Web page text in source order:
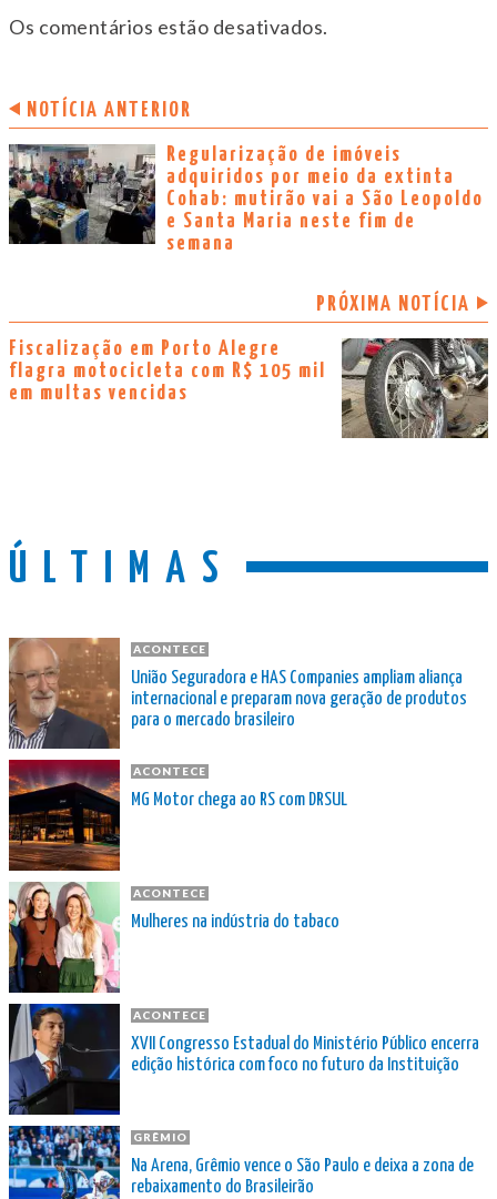
Os comentários estão desativados.
NOTÍCIA ANTERIOR
Regularização de imóveis
adquiridos por meio da extinta
Cohab: mutirão vai a São Leopoldo
e Santa Maria neste fim de
semana
PRÓXIMA NOTÍCIA
Fiscalização em Porto Alegre
flagra motocicleta com R$ 105 mil
em multas vencidas
ÚLTIMAS
ACONTECE
União Seguradora e HAS Companies ampliam aliança
internacional e preparam nova geração de produtos
para o mercado brasileiro
ACONTECE
MG Motor chega ao RS com DRSUL
ACONTECE
Mulheres na indústria do tabaco
ACONTECE
XVII Congresso Estadual do Ministério Público encerra
edição histórica com foco no futuro da Instituição
GRÊMIO
Na Arena, Grêmio vence o São Paulo e deixa a zona de
rebaixamento do Brasileirão